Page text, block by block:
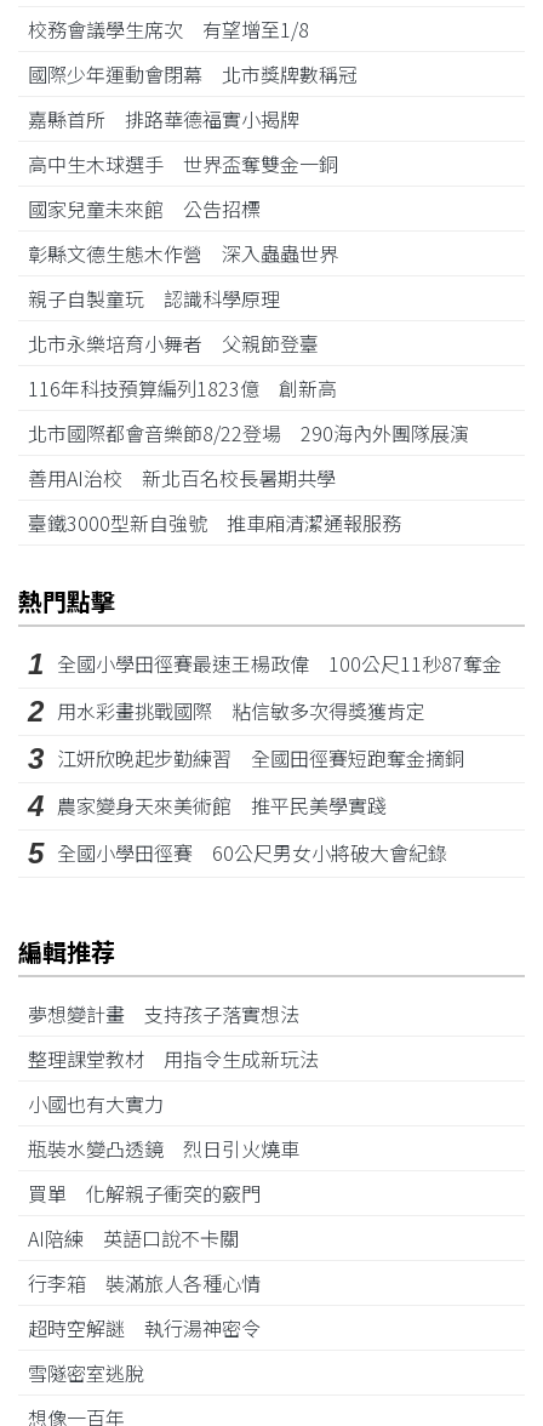
校務會議學生席次 有望增至1/8
國際少年運動會閉幕 北市獎牌數稱冠
嘉縣首所 排路華德福實小揭牌
高中生木球選手 世界盃奪雙金一銅
國家兒童未來館 公告招標
彰縣文德生態木作營 深入蟲蟲世界
親子自製童玩 認識科學原理
北市永樂培育小舞者 父親節登臺
116年科技預算編列1823億 創新高
北市國際都會音樂節8/22登場 290海內外團隊展演
善用AI治校 新北百名校長暑期共學
臺鐵3000型新自強號 推車廂清潔通報服務
熱門點擊
1 全國小學田徑賽最速王楊政偉 100公尺11秒87奪金
2 用水彩畫挑戰國際 粘信敏多次得獎獲肯定
3 江姸欣晚起步勤練習 全國田徑賽短跑奪金摘銅
4 農家變身天來美術館 推平民美學實踐
5 全國小學田徑賽 60公尺男女小將破大會紀錄
編輯推荐
夢想變計畫 支持孩子落實想法
整理課堂教材 用指令生成新玩法
小國也有大實力
瓶裝水變凸透鏡 烈日引火燒車
買單 化解親子衝突的竅門
AI陪練 英語口說不卡關
行李箱 裝滿旅人各種心情
超時空解謎 執行湯神密令
雪隧密室逃脫
想像一百年